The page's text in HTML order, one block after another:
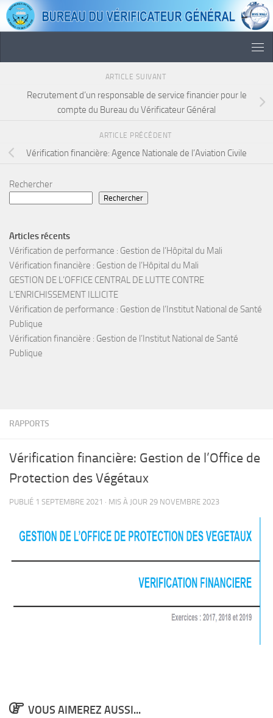
Skip to content
RAPPORTS
Vérification financière: Gestion de l’Office de
Protection des Végétaux
PUBLIÉ 1 SEPTEMBRE 2021 · MIS À JOUR 29 NOVEMBRE 2023
VOUS AIMEREZ AUSSI...
ARTICLE SUIVANT
Recrutement d’un responsable de service financier pour le
compte du Bureau du Vérificateur Général
ARTICLE PRÉCÉDENT
Vérification financière: Agence Nationale de l’Aviation Civile
Rechercher
Rechercher
Articles récents
Vérification de performance : Gestion de l’Hôpital du Mali
Vérification financière : Gestion de l’Hôpital du Mali
GESTION DE L’OFFICE CENTRAL DE LUTTE CONTRE
L’ENRICHISSEMENT ILLICITE
Vérification de performance : Gestion de l’Institut National de Santé
Publique
Vérification financière : Gestion de l’Institut National de Santé
Publique